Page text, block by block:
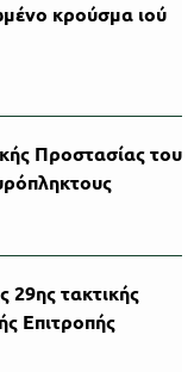
κρούσμα ιού
Προστασίας του
τακτικής
Επιτροπής